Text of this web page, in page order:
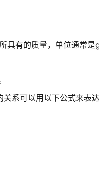
具有的质量，单位通常
系可以用以下公式来表达